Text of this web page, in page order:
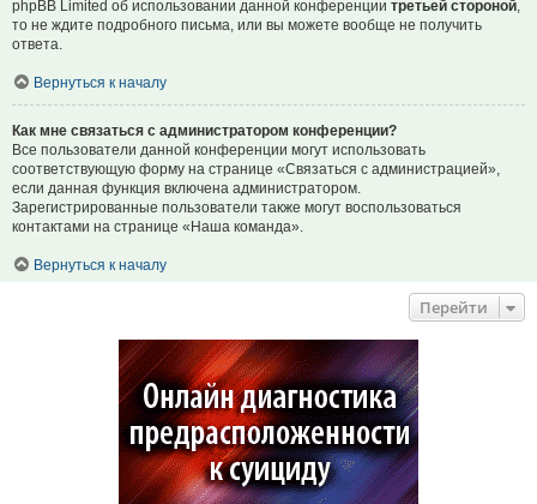
phpBB Limited об использовании данной конференции третьей стороной
то не ждите подробного письма, или вы можете вообще не получить
ответа.
Вернуться к началу
Как мне связаться с администратором конференции?
Все пользователи данной конференции могут использовать
соответствующую форму на странице «Связаться с администрацией»,
если данная функция включена администратором.
Зарегистрированные пользователи также могут воспользоваться
контактами на странице «Наша команда».
Вернуться к началу
Перейти